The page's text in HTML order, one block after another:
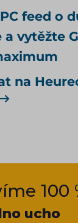
feed o
vytěžte
na
100
ucho